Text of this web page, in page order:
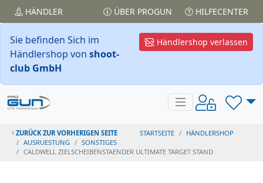
HÄNDLER ÜBER PROGUN HILFECENTER
Händlershop verlassen
Sie befinden Sich im
Händlershop von shoot-
club GmbH
ZURÜCK ZUR VORHERIGEN SEITE STARTSEITE
HÄNDLERSHOP
AUSRUESTUNG
SONSTIGES
CALDWELL ZIELSCHEIBENSTAENDER ULTIMATE TARGET STAND